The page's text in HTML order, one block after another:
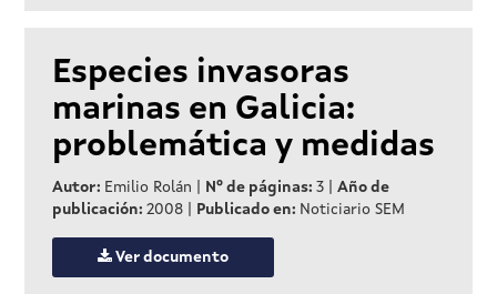
Especies invasoras
marinas en Galicia:
problemática y medidas
Autor: Emilio Rolán Nº de páginas:3 |Año de
publicación:2008 Publicado en: Noticiario SEM
Ver documento